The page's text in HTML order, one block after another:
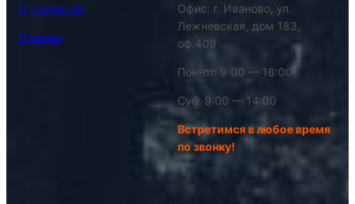
О компании
Отзывы
Офис: г. Иваново, ул.
Лежневская, дом 183,
оф.409
Пон-пт: 9:00 — 18:00
Суб: 9:00 — 14:00
Встретимся в любое время
по звонку!